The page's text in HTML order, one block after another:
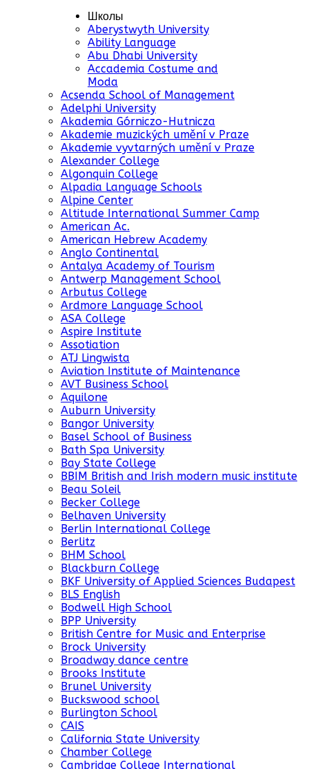
Школы
Aberystwyth University
Ability Language
Abu Dhabi University
Accademia Costume and
Moda
Acsenda School of Management
Adelphi University
Akademia Górniczo-Hutnicza
Akademie muzických umění v Praze
Akademie vyvtarných umění v Praze
Alexander College
Algonquin College
Alpadia Language Schools
Alpine Center
Altitude International Summer Camp
American Ac.
American Hebrew Academy
Anglo Continental
Antalya Academy of Tourism
Antwerp Management School
Arbutus College
Ardmore Language School
ASA College
Aspire Institute
Assotiation
ATJ Lingwista
Aviation Institute of Maintenance
AVT Business School
Aquilone
Auburn University
Bangor University
Basel School of Business
Bath Spa University
Bay State College
BBIM British and Irish modern music institute
Beau Soleil
Becker College
Belhaven University
Berlin International College
Berlitz
BHM School
Blackburn College
BKF University of Applied Sciences Budapest
BLS English
Bodwell High School
BPP University
British Centre for Music and Enterprise
Brock University
Broadway dance centre
Brooks Institute
Brunel University
Buckswood school
Burlington School
CAIS
California State University
Chamber College
Cambridge College International